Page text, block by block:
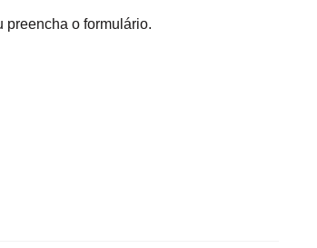
preencha o formulário.